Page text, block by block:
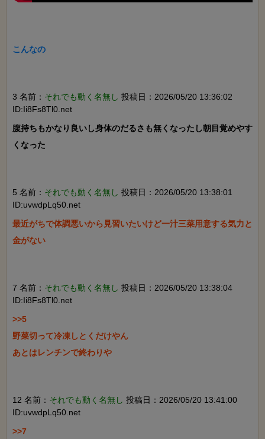
こんなの
3 名前： それでも動く名無し 投稿日：2026/05/20 13:36:02
ID:Ii8Fs8Tl0.net
腹持ちもかなり良いし身体のだるさも無くなったし朝目覚めやす
くなった
5 名前： それでも動く名無し 投稿日：2026/05/20 13:38:01
ID:uvwdpLq50.net
最近がちで体調悪いから見習いたいけど一汁三菜用意する気力と
金がない
7 名前： それでも動く名無し 投稿日：2026/05/20 13:38:04
ID:Ii8Fs8Tl0.net
>>5
野菜切って冷凍しとくだけやん
あとはレンチンで終わりや
12 名前： それでも動く名無し 投稿日：2026/05/20 13:41:00
ID:uvwdpLq50.net
>>7